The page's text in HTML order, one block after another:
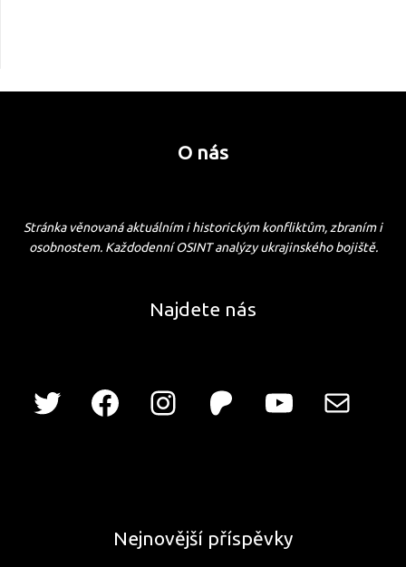
O nás
Stránka věnovaná aktuálním i historickým konfliktům, zbraním i
osobnostem. Každodenní OSINT analýzy ukrajinského bojiště.
Najdete nás
Nejnovější příspěvky